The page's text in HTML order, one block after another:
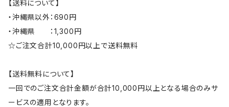
【送料について】
・沖縄県以外：690円
・沖縄県 ：1,300円
☆ご注文合計10,000円以上で送料無料
【送料無料について】
一回でのご注文合計金額が合計10,000円以上となる場合のみサ
ービスの適用となります。